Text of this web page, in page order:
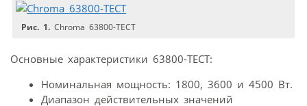
Рис. 1. Chroma 63800-ТЕСТ
Основные характеристики 63800-ТЕСТ:
Номинальная мощность: 1800, 3600 и 4500 Вт.
Диапазон действительных значений